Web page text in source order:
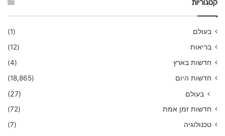
קטגוריות
בעולם
(1)
בריאות
(12)
חדשות בארץ
(4)
חדשות היום
(18,865)
בעולם (27)
חדשות זמן אמת
(72)
טכנולוגיה
(7)